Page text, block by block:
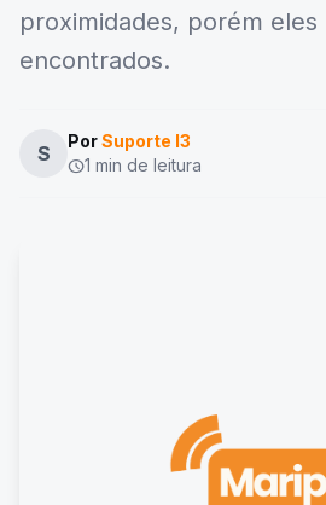
proximidades, porém eles
encontrados.
S
PorSuporte I3
schedule1 min de leitura